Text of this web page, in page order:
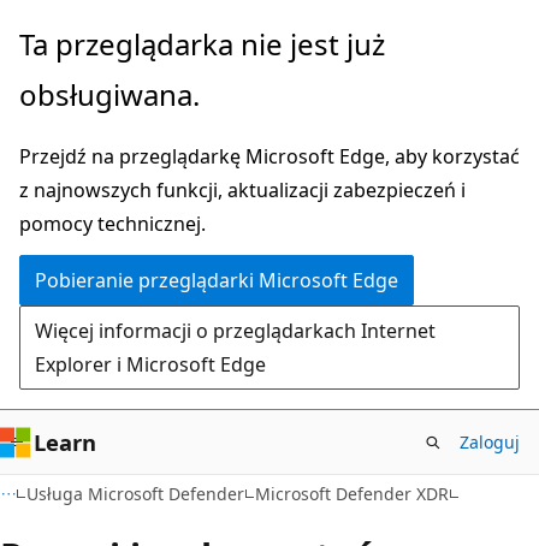
Przejdź
głównej
Ta przeglądarka nie jest już
obsługiwana.
Przejdź na przeglądarkę Microsoft Edge, aby korzystać
z najnowszych funkcji, aktualizacji zabezpieczeń i
pomocy technicznej.
Pobieranie przeglądarki Microsoft Edge
Więcej informacji o przeglądarkach Internet
Explorer i Microsoft Edge
Learn Zaloguj
Usługa Microsoft Defender Microsoft Defender XDR